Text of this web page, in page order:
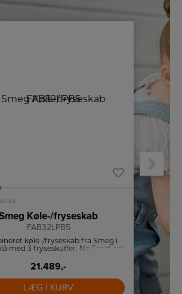
Køle-/fryseskab
FAB32LPB5
køle-/fryseskab fra Smeg i
med 3 fryseskuffer, No Frost og
21.489,-
LÆG I KURV